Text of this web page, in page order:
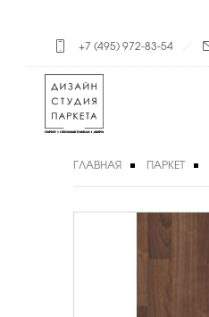
+7 (495) 972-83-54
ГЛАВНАЯ ПАРКЕТ